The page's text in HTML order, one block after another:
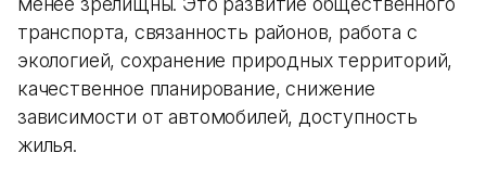
транспорта, связанность районов, работа с
экологией, сохранение природных территорий,
качественное планирование, снижение
зависимости от автомобилей, доступность
жилья.